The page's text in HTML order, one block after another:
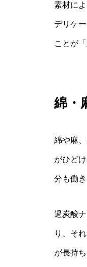
素材に
デリケ
ことが
綿・
綿や麻
がひど
分も働
過炭酸
り、そ
が長持